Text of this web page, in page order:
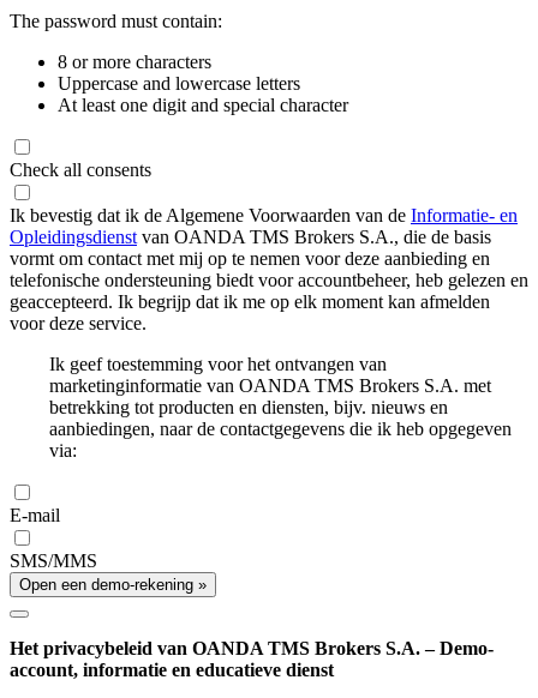
The password must contain:
8 or more characters
Uppercase and lowercase letters
At least one digit and special character
Check all consents
Ik bevestig dat ik de Algemene Voorwaarden van de Informatie- en
Opleidingsdienst van OANDA TMS Brokers S.A., die de basis
vormt om contact met mij op te nemen voor deze aanbieding en
telefonische ondersteuning biedt voor accountbeheer, heb gelezen en
geaccepteerd. Ik begrijp dat ik me op elk moment kan afmelden
voor deze service.
Ik geef toestemming voor het ontvangen van
marketinginformatie van OANDA TMS Brokers S.A. met
betrekking tot producten en diensten, bijv. nieuws en
aanbiedingen, naar de contactgegevens die ik heb opgegeven
via:
E-mail
SMS/MMS
Open een demo-rekening »
Het privacybeleid van OANDA TMS Brokers S.A. – Demo-
account, informatie en educatieve dienst